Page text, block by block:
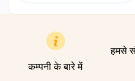
कम्पनी के बारे में
हमसे